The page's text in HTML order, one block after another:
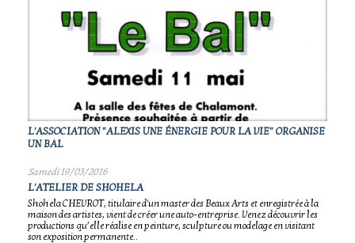
L'ASSOCIATION "ALEXIS UNE ÉNERGIE POUR LA VIE" ORGANISE
UN BAL
Samedi 19/03/2016
L'ATELIER DE SHOHELA
Shohela CHEVROT, titulaire d'un master des Beaux Arts et enregistrée à la
maison des artistes, vient de créer une auto-entreprise. Venez découvrir les
productions qu’elle réalise en peinture, sculpture ou modelage en visitant
son exposition permanente..